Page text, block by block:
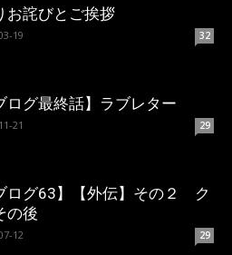
お詫びとご挨拶
19 32
ログ最終話】ラブレター
21 29
ログ63】【外伝】その２ ク
の後
12 29